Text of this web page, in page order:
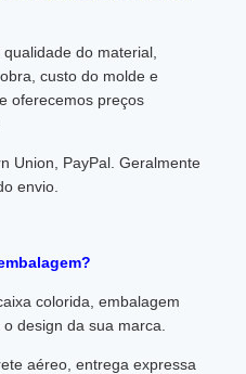
do material,
custo do molde e
oferecemos preços
Union, PayPal. Geralmente
envio.
colorida, embalagem
design da sua marca.
aéreo, entrega expressa